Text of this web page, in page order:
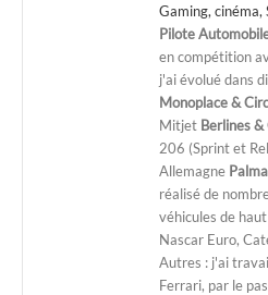
Gaming, cinéma,
Pilote
en compétition
j'ai évolué dans
Monoplace &
Mitjet Berlines &
206 (Sprint et
Allemagne
réalisé de
véhicules de
Nascar Euro,
Autres : j'ai
Ferrari, par le